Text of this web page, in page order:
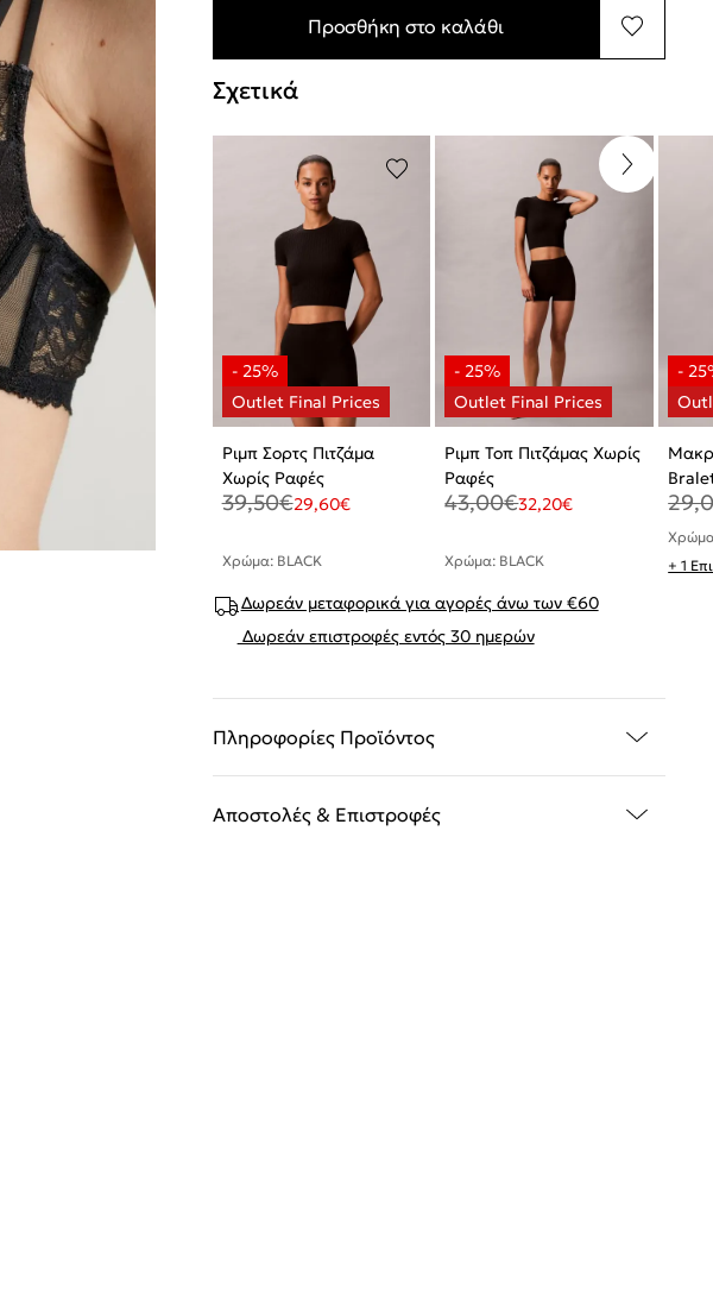
Προσθήκη στο καλάθι
Σχετικά
Ριμπ Σορτς Πιτζάμα
Χωρίς Ραφές
39,50€29,60€
Χρώμα: BLACK
Ριμπ Τοπ Πιτζάμας Χωρίς
Ραφές
43,00€32,20€
Χρώμα: BLACK
+ 1
Δωρεάν μεταφορικά για αγορές άνω των €60
Δωρεάν επιστροφές εντός 30 ημερών
Πληροφορίες Προϊόντος
Αποστολές & Επιστροφές